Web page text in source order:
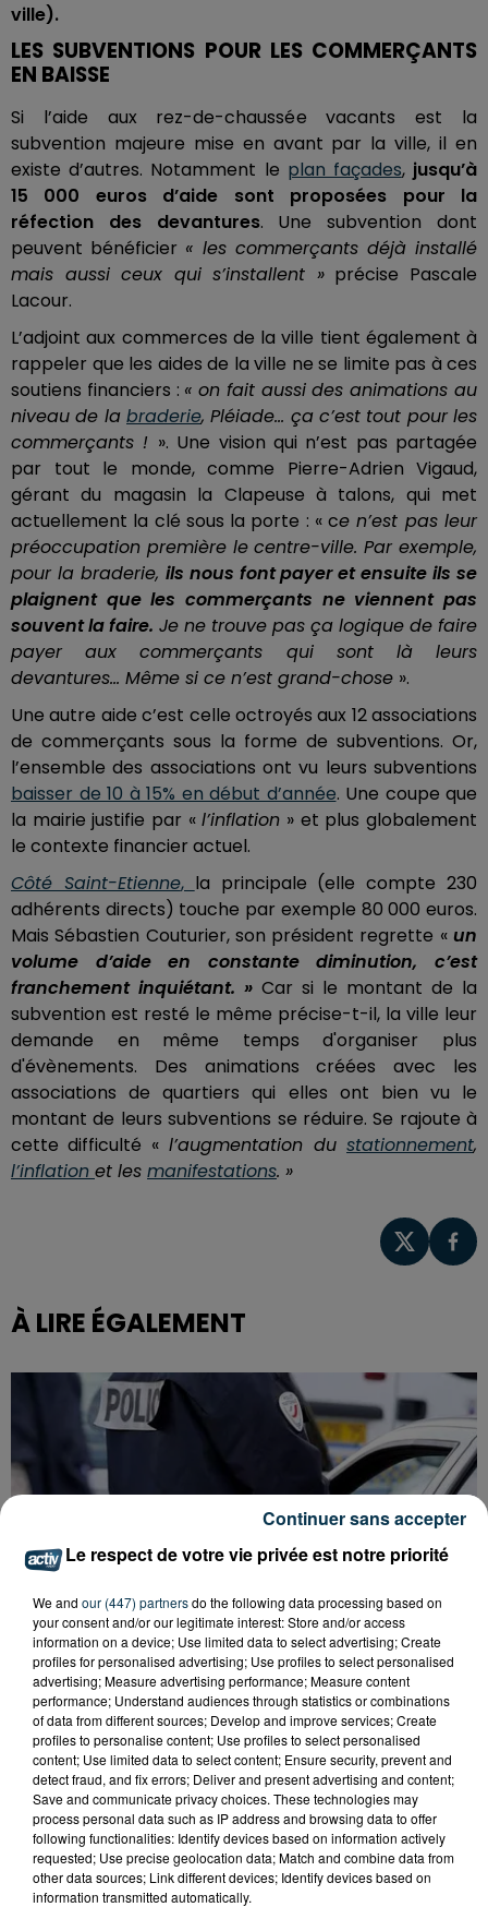
ville).
LES SUBVENTIONS POUR LES COMMERÇANTS
EN BAISSE
Si l’aide aux rez-de-chaussée vacants est la
subvention majeure mise en avant par la ville, il en
existe d’autres. Notamment le plan façades, jusqu’à
15 000 euros d’aide sont proposées pour la
réfection des devantures. Une subvention dont
peuvent bénéficier « les commerçants déjà installé
mais aussi ceux qui s’installent »précise Pascale
Lacour.
L’adjoint aux commerces de la ville tient également à
rappeler que les aides de la ville ne se limite pas à ces
soutiens financiers : « on fait aussi des animations au
niveau de la braderie, Pléiade... ça c’est tout pour les
commerçants ! ». Une vision qui n’est pas partagée
par tout le monde, comme Pierre-Adrien Vigaud,
gérant du magasin la Clapeuse à talons, qui met
actuellement la clé sous la porte : « ce n’est pas leur
préoccupation première le centre-ville. Par exemple,
pour la braderie, ils nous font payer et ensuite ils se
plaignent que les commerçants ne viennent pas
souvent la faire. Je ne trouve pas ça logique de faire
payer aux commerçants qui sont là leurs
devantures... Même si ce n’est grand-chose ».
Une autre aide c’est celle octroyés aux 12 associations
de commerçants sous la forme de subventions. Or,
l’ensemble des associations ont vu leurs subventions
baisser de 10 à 15% en début d’année. Une coupe que
la mairie justifie par «l’inflation » et plus globalement
le contexte financier actuel.
Côté Saint-Etienne, la principale (elle compte 230
adhérents directs) touche par exemple 80 000 euros.
Mais Sébastien Couturier, son président regrette « un
volume d’aide en constante diminution, c’est
franchement inquiétant. » Car si le montant de la
subvention est resté le même précise-t-il, la ville leur
demande en même temps d'organiser plus
d'évènements. Des animations créées avec les
associations de quartiers qui elles ont bien vu le
montant de leurs subventions se réduire. Se rajoute à
cette difficulté «l’augmentation dustationnement,
l’inflation et les manifestations. »
À LIRE ÉGALEMENT
APRÈS UN CASSE EN HAUTE-LOIRE, LES
VOLEURS ARRÊTÉS À...
Le respect de votre vie privée est notre priorité
We and our (447) partnersdo the following data processing based on
your consent and/or our legitimate interest: Store and/or access
information on a device; Use limited data to select advertising; Create
profiles for personalised advertising; Use profiles to select personalised
advertising; Measure advertising performance; Measure content
performance; Understand audiences through statistics or combinations
of data from different sources; Develop and improve services; Create
profiles to personalise content; Use profiles to select personalised
content; Use limited data to select content; Ensure security, prevent and
detect fraud, and fix errors; Deliver and present advertising and content;
Save and communicate privacy choices. These technologies may
process personal data such as IP address and browsing data to offer
following functionalities: Identify devices based on information actively
requested; Use precise geolocation data; Match and combine data from
other data sources; Link different devices; Identify devices based on
information transmitted automatically.
Continuer sans accepter